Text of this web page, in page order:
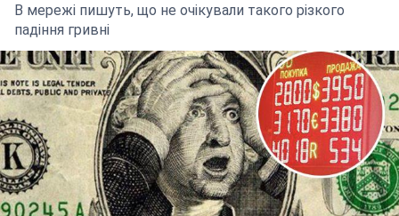
В мережі пишуть, що не очікували такого різкого
падіння гривні